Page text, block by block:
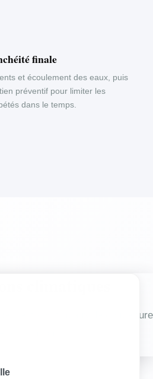
finale
et écoulement des eaux, puis
préventif pour limiter les
dans le temps.
vos travaux de couverture